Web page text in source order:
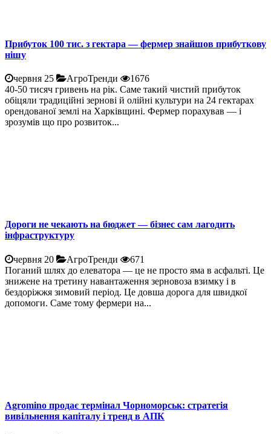
Прибуток 100 тис. з гектара — фермер знайшов прибуткову
нішу
червня 25 АгроТренди
1676
40-50 тисяч гривень на рік. Саме такий чистий прибуток
обіцяли традиційні зернові й олійні культури на 24 гектарах
орендованої землі на Харківщині. Фермер порахував — і
зрозумів що про розвиток...
Дороги не чекають на бюджет — бізнес сам лагодить
інфраструктуру
червня 20 АгроТренди
671
Поганий шлях до елеватора — це не просто яма в асфальті. Це
знижене на третину навантаження зерновоза взимку і в
бездоріжжя зимовий період. Це довша дорога для швидкої
допомоги. Саме тому фермери на...
Agromino продає термінал Чорноморськ: стратегія
вивільнення капіталу і тренд в АПК